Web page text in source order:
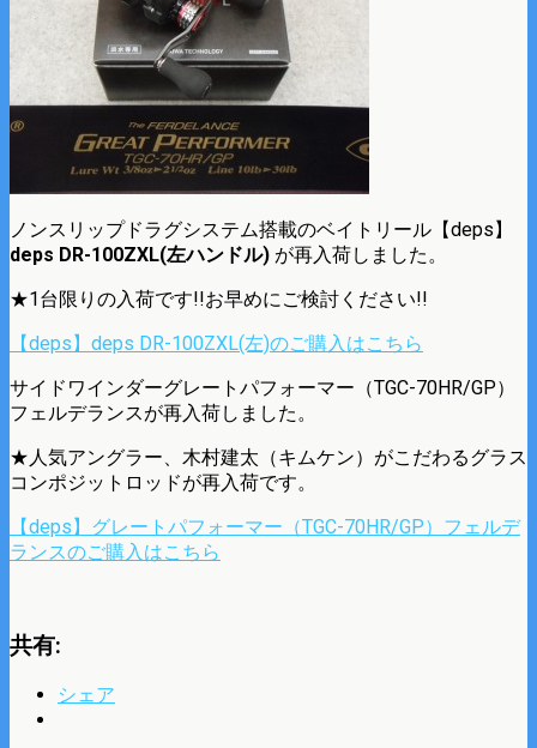
ノンスリップドラグシステム搭載のベイトリール【deps】
deps DR-100ZXL(左ハンドル) が再入荷しました。
★1台限りの入荷です!!お早めにご検討ください!!
【deps】deps DR-100ZXL(左)のご購入はこちら
サイドワインダーグレートパフォーマー（TGC-70HR/GP）
フェルデランスが再入荷しました。
★人気アングラー、木村建太（キムケン）がこだわるグラス
コンポジットロッドが再入荷です。
【deps】グレートパフォーマー（TGC-70HR/GP）フェルデ
ランスのご購入はこちら
共有:
シェア